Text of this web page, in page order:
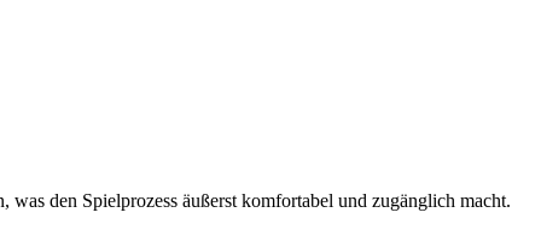
den Spielprozess äußerst komfortabel und zugänglich macht.